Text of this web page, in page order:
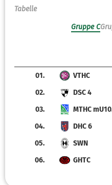
Tabelle
Gruppe C
01.
VTHC
02.
DSC 4
03.
MTHC
04.
DHC 6
05.
SWN
06.
GHTC